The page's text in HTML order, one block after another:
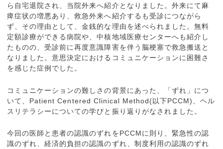
ら自宅退院され、当院外来へ紹介となりました。外来にて麻
痺症状の増悪あり、救急外来へ紹介するも受診につながら
ず、その理由として、金銭的な理由を述べられました。無料
定額診療ができる病院や、中核地域医療センターへも紹介し
たものの、受診前に再度意識障害を伴う脳梗塞で救急搬送と
なりました。意思決定におけるコミュニケーションに困難さ
を感じた症例でした。
コミュニケーションの難しさの背景にあった、「ずれ」につ
いて、Patient Centered Clinical Method(以下PCCM)、ヘル
スリテラシーについての学びと振り返りがなされました。
今回の医師と患者の認識のずれをPCCMに則り、緊急性の認
識のずれ、経済的負担の認識のずれ、制度利用の認識のずれ